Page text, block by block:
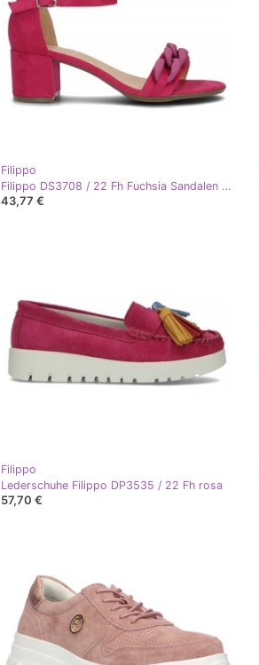
Filippo
Filippo DS3708 / 22 Fh Fuchsia Sandalen rosa
43,77 €
Filippo
Lederschuhe Filippo DP3535 / 22 Fh rosa
57,70 €